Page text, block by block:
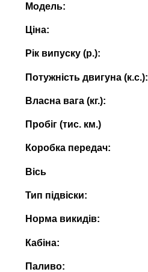
Модель:
Ціна:
Рік випуску (p.):
Потужність двигуна (к.с.):
Власна вага (кг.):
Пробіг (тис. км.)
Коробка передач:
Вісь
Тип підвіски:
Норма викидів:
Кабіна:
Паливо: